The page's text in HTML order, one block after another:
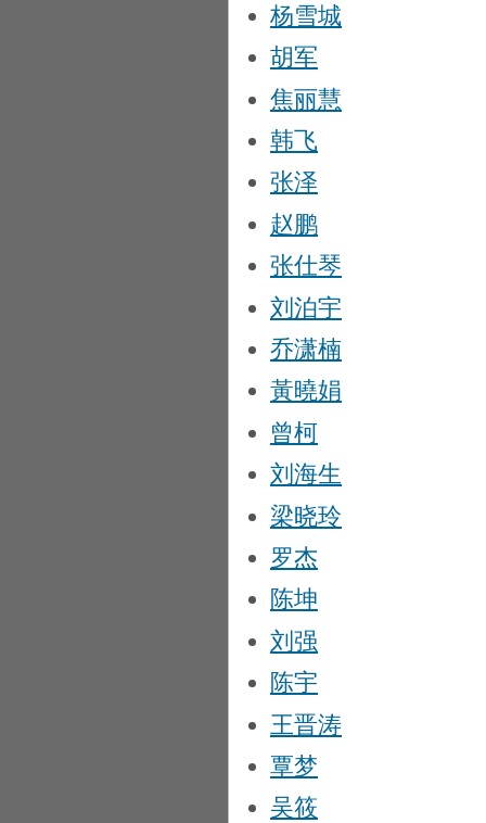
杨雪城
胡军
焦丽慧
韩飞
张泽
赵鹏
张仕琴
刘泊宇
乔潇楠
黃曉娟
曾柯
刘海生
梁晓玲
罗杰
陈坤
刘强
陈宇
王晋涛
覃梦
吴筱